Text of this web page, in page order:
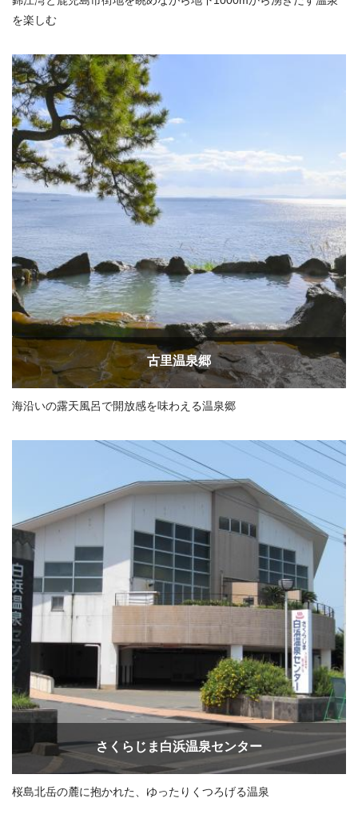
を楽しむ
古里温泉郷
海沿いの露天風呂で開放感を味わえる温泉郷
さくらじま白浜温泉センター
桜島北岳の麓に抱かれた、ゆったりくつろげる温泉